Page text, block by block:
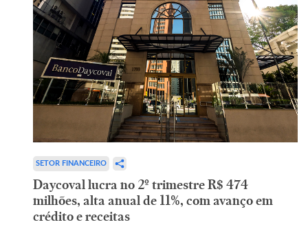
SETOR FINANCEIRO
Daycoval lucra no 2º trimestre R$ 474
milhões, alta anual de 11%, com avanço em
crédito e receitas